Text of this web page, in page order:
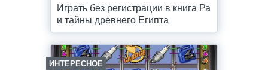
Играть без регистрации в книга Ра
и тайны древнего Египта
ИНТЕРЕСНОЕ